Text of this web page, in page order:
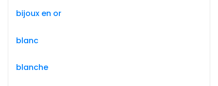
bijoux en or
blanc
blanche